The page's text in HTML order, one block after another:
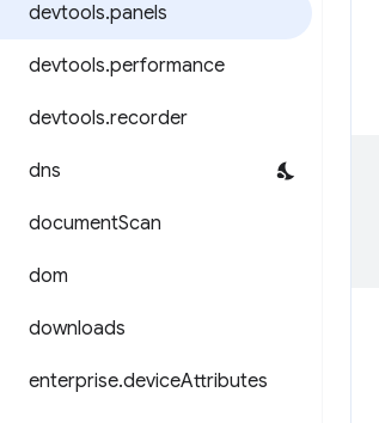
devtools.panels
devtools.performance
devtools.recorder
dns
documentScan
dom
downloads
enterprise.deviceAttributes